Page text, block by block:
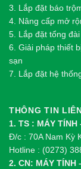
3. Lắp đặt báo
4. Nâng cấp mở
5. Lắp đặt tổng
6. Giải pháp thiết
sạn
7. Lắp đặt hệ
THÔNG TIN
1. TS : MÁY
Đ/c : 70A Nam Kỳ
Hotline : (0273)
2. CN: MÁY TÍNH